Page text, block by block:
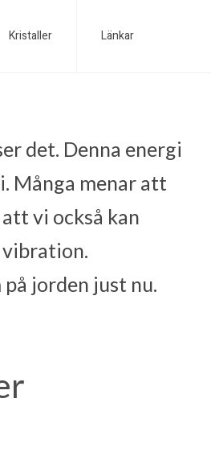
Kristaller Länkar
det. Denna energi
Många menar att
vi också kan
jorden just nu.